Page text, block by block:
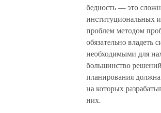
бедность — это
институциональных
проблем методом
обязательно владеть
необходимыми для
большинство
планирования
на которых
них.